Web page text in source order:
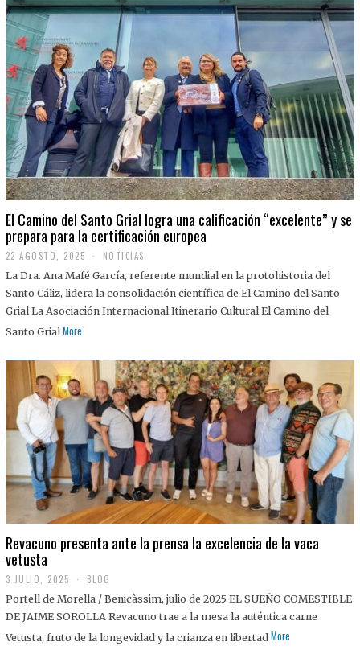
El Camino del Santo Grial logra una calificación “excelente” y se
prepara para la certificación europea
22 AGOSTO, 2025
2
A
G
O
S
2
5
NOTICIAS
La Dra. Ana Mafé García, referente mundial en la protohistoria del
Santo Cáliz, lidera la consolidación científica de El Camino del Santo
Grial La Asociación Internacional Itinerario Cultural El Camino del
Santo Grial More
Revacuno presenta ante la prensa la excelencia de la vaca
vetusta
3 JULIO, 2025
J
U
I
BLOG
Portell de Morella / Benicàssim, julio de 2025 EL SUEÑO COMESTIBLE
DE JAIME SOROLLA Revacuno trae a la mesa la auténtica carne
Vetusta, fruto de la longevidad y la crianza en libertad More